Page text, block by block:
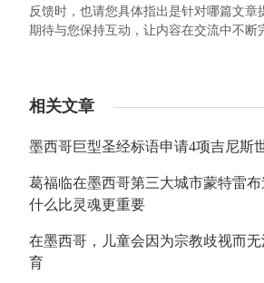
反馈时，也请您具体指出是针对哪篇文章
期待与您保持互动，让内容在交流中不断
相关文章
墨西哥巨型圣经标语申请4项吉尼斯
葛福临在墨西哥第三大城市蒙特雷
什么比灵魂更重要
在墨西哥，儿童会因为宗教歧视而
育